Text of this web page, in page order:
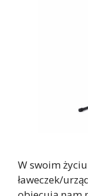
W swoim
ławeczek/